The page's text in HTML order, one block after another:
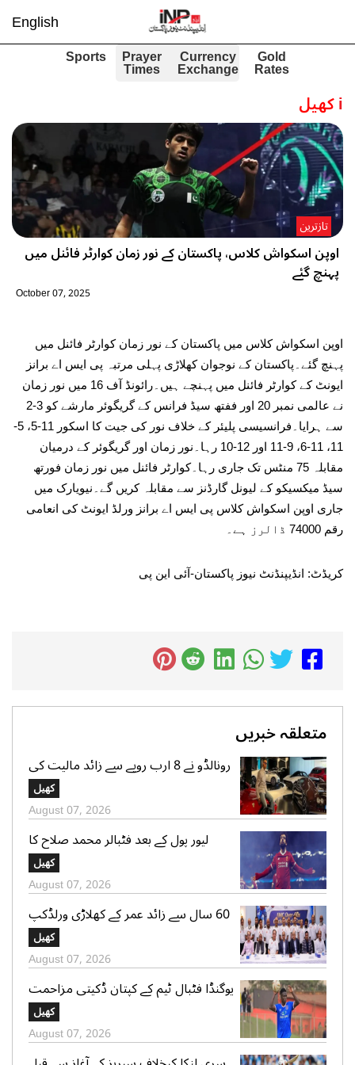
English
Gold
Rates
Currency
Exchange
Prayer
Times
Sports
iکھیل
اوپن اسکواش کلاس، پاکستان کے نور زمان کوارٹر فائنل میں
پہنچ گئے
تازترین
October 07, 2025
اوپن اسکواش کلاس میں پاکستان کے نور زمان کوارٹر فائنل میں
پہنچ گئے۔پاکستان کے نوجوان کھلاڑی پہلی مرتبہ پی ایس اے برانز
ایونٹ کے کوارٹر فائنل میں پہنچے ہیں۔رائونڈ آف 16 میں نور زمان
نے عالمی نمبر 20 اور ففتھ سیڈ فرانس کے گریگوئر مارشے کو 3-2
سے ہرایا۔فرانسیسی پلیئر کے خلاف نور کی جیت کا اسکور 11-5، 5-
11، 11-6، 9-11 اور 12-10 رہا۔نور زمان اور گریگوئر کے درمیان
مقابلہ 75 منٹس تک جاری رہا۔کوارٹر فائنل میں نور زمان فورتھ
سیڈ میکسیکو کے لیونل گارڈنز سے مقابلہ کریں گے۔نیویارک میں
جاری اوپن اسکواش کلاس پی ایس اے برانز ورلڈ ایونٹ کی انعامی
رقم 74000 ڈالرز ہے۔
کریڈٹ: انڈیپنڈنٹ نیوز پاکستان-آئی این پی
متعلقہ خبریں
رونالڈو نے 8 ارب روپے سے زائد مالیت کی
سپر کار کلیکشن کی جھلک دکھا دی
کھیل
August 07, 2026
لیور پول کے بعد فٹبالر محمد صلاح کا
ترکینہ کے کلب کیساتھ معاہدے کا امکان
کھیل
August 07, 2026
60 سال سے زائد عمر کے کھلاڑی ورلڈکپ
میں شرکت کیلئے روانہ
کھیل
August 07, 2026
یوگنڈا فٹبال ٹیم کے کپتان ڈکیتی مزاحمت
کے دوران تشدد سے ہلاک
کھیل
August 07, 2026